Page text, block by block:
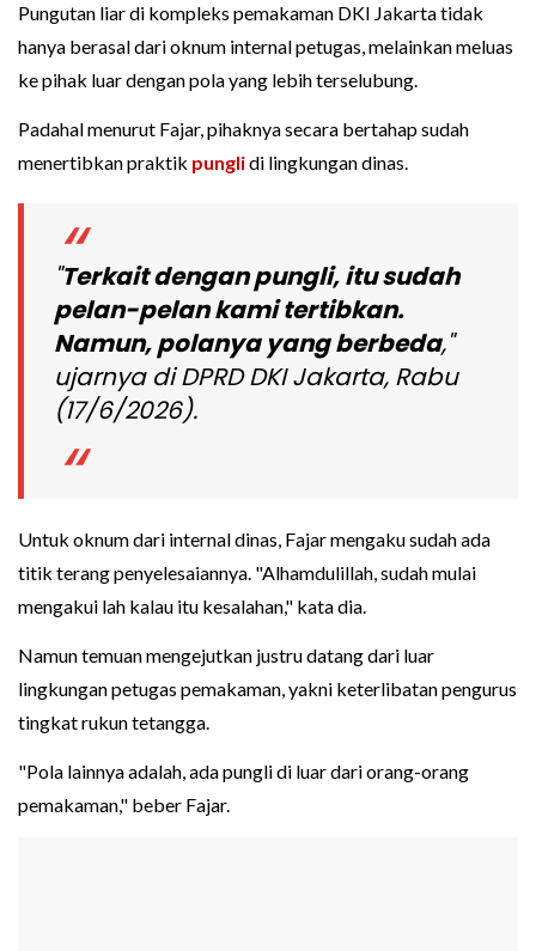
Pungutan liar di kompleks pemakaman DKI Jakarta tidak
hanya berasal dari oknum internal petugas, melainkan meluas
ke pihak luar dengan pola yang lebih terselubung.
Padahal menurut Fajar, pihaknya secara bertahap sudah
menertibkan praktik punglidi lingkungan dinas.
"Terkait dengan pungli, itu sudah
pelan-pelan kami tertibkan.
Namun, polanya yang berbeda,"
ujarnya di DPRD DKI Jakarta, Rabu
(17/6/2026).
Untuk oknum dari internal dinas, Fajar mengaku sudah ada
titik terang penyelesaiannya. "Alhamdulillah, sudah mulai
mengakui lah kalau itu kesalahan," kata dia.
Namun temuan mengejutkan justru datang dari luar
lingkungan petugas pemakaman, yakni keterlibatan pengurus
tingkat rukun tetangga.
"Pola lainnya adalah, ada pungli di luar dari orang-orang
pemakaman," beber Fajar.